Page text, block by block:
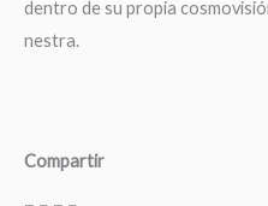
dentro de su propia
nestra.
Compartir